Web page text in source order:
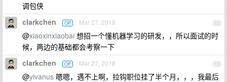
调包侠
12
clarkchen OP Mar 27, 2018
@xiaoxinxiaobai 想招一个懂机器学习的研发，，所以面试的时
候，两边的基础都会考察一下
13
clarkchen OP Mar 27, 2018
@yivanus 嗯嗯，遇不上啊，拉钩职位挂了半个月，，，我最后